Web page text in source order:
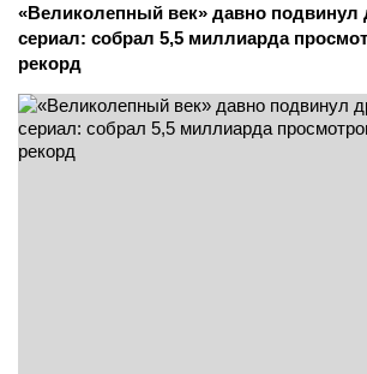
«Великолепный век» давно подвинул
сериал: собрал 5,5 миллиарда
рекорд